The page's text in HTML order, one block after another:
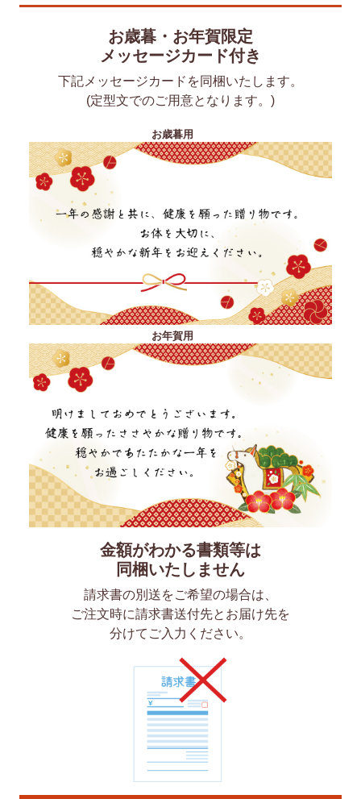
お歳暮・お年賀限定
メッセージカード付き
下記メッセージカードを同梱いたします。
(定型文でのご用意となります。)
お歳暮用
お年賀用
金額がわかる書類等は
同梱いたしません
請求書の別送をご希望の場合は、
ご注文時に請求書送付先とお届け先を
分けてご入力ください。